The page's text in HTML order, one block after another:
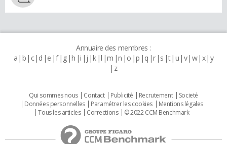
Annuaire des membres :
a b c d e f g h i j k l m n o p q r s t u v w x y
z
Qui sommes nous Contact Publicité Recrutement
Societé
Données personnelles
Paramétrer les cookies
Mentions légales
Tous les articles
Corrections © 2022 CCM Benchmark